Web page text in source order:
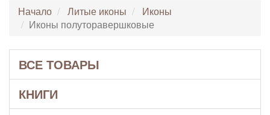
Начало Литые иконы
Иконы
Иконы полуторавершковые
ВСЕ ТОВАРЫ
КНИГИ